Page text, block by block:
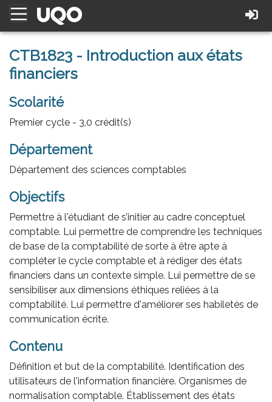
CTB1823 - Introduction aux états
financiers
Scolarité
Premier cycle - 3,0 crédit(s)
Département
Département des sciences comptables
Objectifs
Permettre à l'étudiant de s’initier au cadre conceptuel
comptable. Lui permettre de comprendre les techniques
de base de la comptabilité de sorte à être apte à
compléter le cycle comptable et à rédiger des états
financiers dans un contexte simple. Lui permettre de se
sensibiliser aux dimensions éthiques reliées à la
comptabilité. Lui permettre d'améliorer ses habiletés de
communication écrite.
Contenu
Définition et but de la comptabilité. Identification des
utilisateurs de l'information financière. Organismes de
normalisation comptable. Établissement des états